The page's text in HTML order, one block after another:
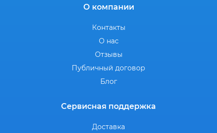
О компании
Контакты
О нас
Отзывы
Публичный договор
Блог
Сервисная поддержка
Доставка